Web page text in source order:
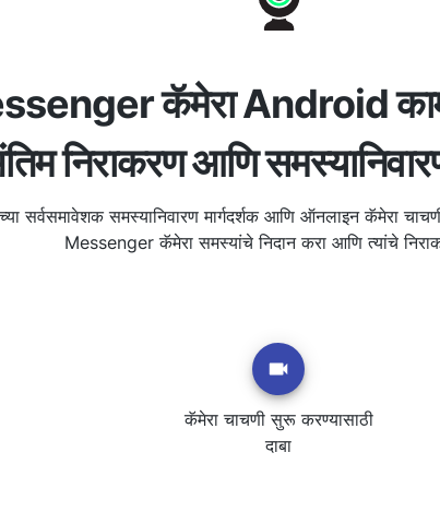
कॅमेरा Android
निराकरण आणि
सर्वसमावेशक समस्यानिवारण मार्गदर्शक आणि ऑनलाइन कॅमेरा
Messenger कॅमेरा समस्यांचे निदान करा आणि त्यांचे
कॅमेरा चाचणी सुरू करण्यासाठी
दाबा